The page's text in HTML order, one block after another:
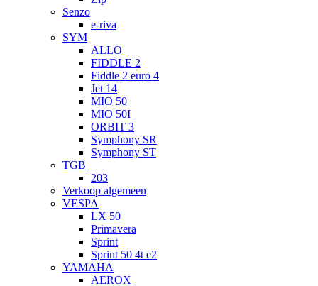
Senzo
e-riva
SYM
ALLO
FIDDLE 2
Fiddle 2 euro 4
Jet 14
MIO 50
MIO 50I
ORBIT 3
Symphony SR
Symphony ST
TGB
203
Verkoop algemeen
VESPA
LX 50
Primavera
Sprint
Sprint 50 4t e2
YAMAHA
AEROX